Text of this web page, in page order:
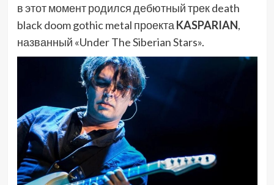
в этот момент родился дебютный трек death
black doom gothic metal проекта KASPARIAN,
названный «Under The Siberian Stars».